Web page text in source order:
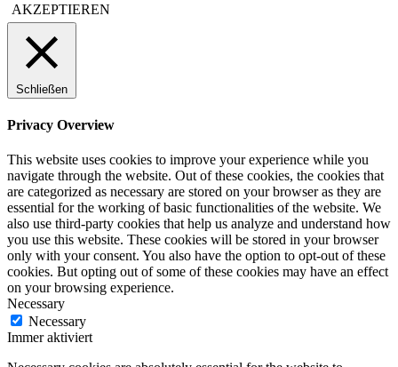
AKZEPTIEREN
Schließen
Privacy Overview
This website uses cookies to improve your experience while you
navigate through the website. Out of these cookies, the cookies that
are categorized as necessary are stored on your browser as they are
essential for the working of basic functionalities of the website. We
also use third-party cookies that help us analyze and understand how
you use this website. These cookies will be stored in your browser
only with your consent. You also have the option to opt-out of these
cookies. But opting out of some of these cookies may have an effect
on your browsing experience.
Necessary
Necessary
Immer aktiviert